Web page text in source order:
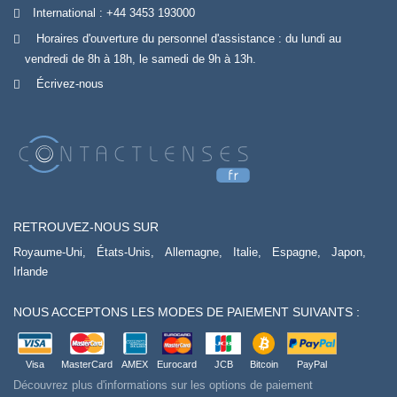
International : +44 3453 193000
Horaires d'ouverture du personnel d'assistance : du lundi au
vendredi de 8h à 18h, le samedi de 9h à 13h.
Écrivez-nous
RETROUVEZ-NOUS SUR
Royaume-Uni, États-Unis, Allemagne, Italie, Espagne,
Japon,
Irlande
NOUS ACCEPTONS LES MODES DE PAIEMENT SUIVANTS :
Visa MasterCard AMEX Eurocard JCB Bitcoin PayPal
Découvrez plus d'informations sur les options de paiement